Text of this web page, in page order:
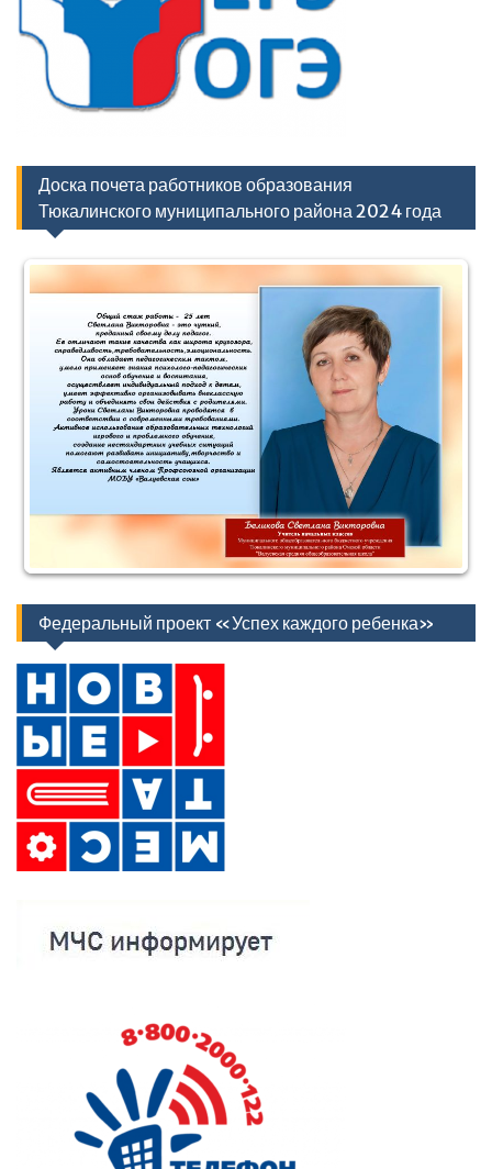
Доска почета работников образования
Тюкалинского муниципального района 2024 года
Федеральный проект «Успех каждого ребенка»